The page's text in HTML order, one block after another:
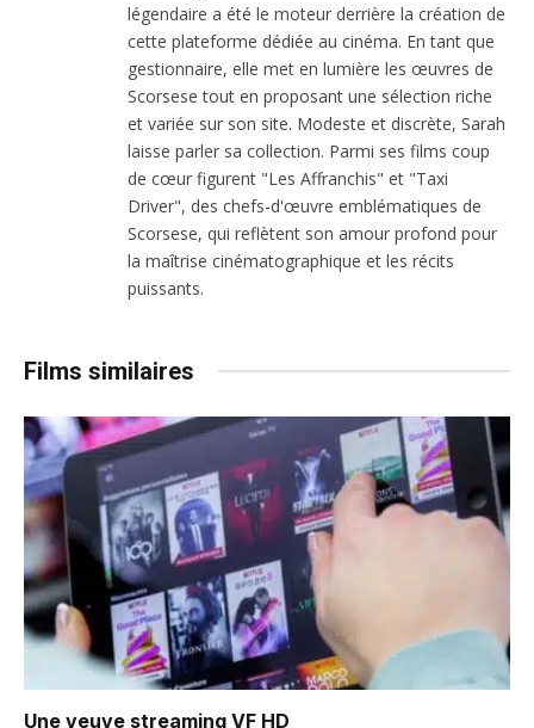
légendaire a été le moteur derrière la création de
cette plateforme dédiée au cinéma. En tant que
gestionnaire, elle met en lumière les œuvres de
Scorsese tout en proposant une sélection riche
et variée sur son site. Modeste et discrète, Sarah
laisse parler sa collection. Parmi ses films coup
de cœur figurent "Les Affranchis" et "Taxi
Driver", des chefs-d'œuvre emblématiques de
Scorsese, qui reflètent son amour profond pour
la maîtrise cinématographique et les récits
puissants.
Films similaires
Une veuve streaming VF HD